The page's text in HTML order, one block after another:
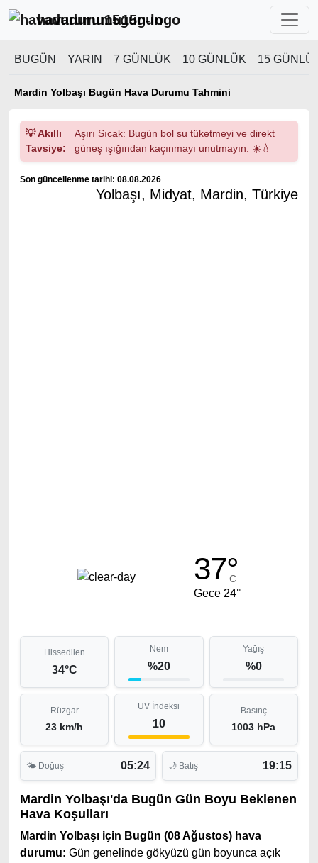
havadurumu15gun
BUGÜN YARIN 7 GÜNLÜK 10 GÜNLÜK 15
Mardin Yolbaşı Bugün Hava Durumu Tahmini
💡 Akıllı
Tavsiye:
Aşırı Sıcak: Bugün bol su tüketmeyi ve direkt
güneş ışığından kaçınmayı unutmayın. ☀️💧
Son güncellenme tarihi: 08.08.2026
Yolbaşı, Midyat, Mardin, Türkiye
37°
C
Gece 24°
Hissedilen
34°C
Nem
%20
Yağış
%0
Rüzgar
23 km/h
UV İndeksi
10
Basınç
1003 hPa
🌤 Doğuş 05:24 🌙 Batış 19:15
Mardin Yolbaşı'da Bugün Gün Boyu Beklenen
Hava Koşulları
Mardin Yolbaşı için Bugün (08 Ağustos) hava
durumu: Gün genelinde gökyüzü gün boyunca açık